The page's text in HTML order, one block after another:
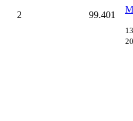
2 99.401